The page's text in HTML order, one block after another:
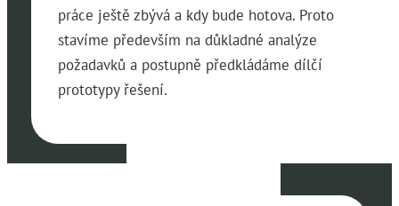
práce ještě zbývá a kdy bude hotova. Proto
stavíme především na důkladné analýze
požadavků a postupně předkládáme dílčí
prototypy řešení.